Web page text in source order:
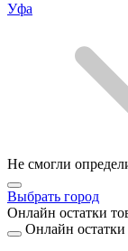
Уфа
Не смогли
Выбрать город
Онлайн остатки
Онлайн остатки